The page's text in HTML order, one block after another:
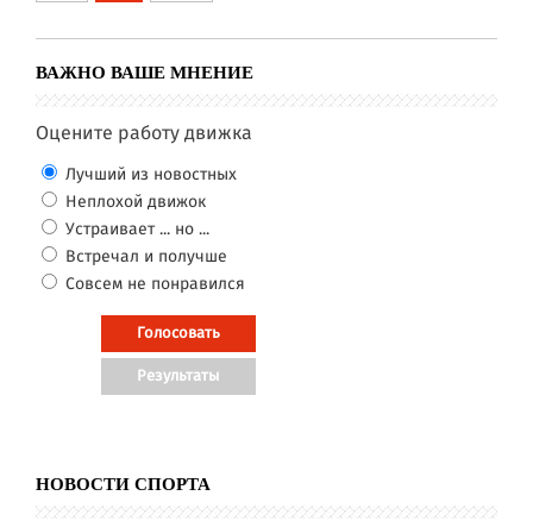
ВАЖНО ВАШЕ МНЕНИЕ
Оцените работу движка
Лучший из новостных
Неплохой движок
Устраивает ... но ...
Встречал и получше
Совсем не понравился
НОВОСТИ СПОРТА